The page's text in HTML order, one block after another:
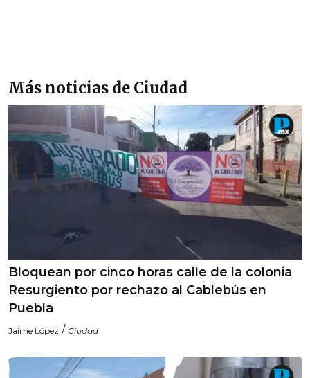
Más noticias de Ciudad
Bloquean por cinco horas calle de la colonia
Resurgiento por rechazo al Cablebús en
Puebla
Jaime López / Ciudad